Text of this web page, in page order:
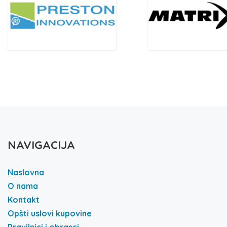
NAVIGACIJA
Naslovna
O nama
Kontakt
Opšti uslovi kupovine